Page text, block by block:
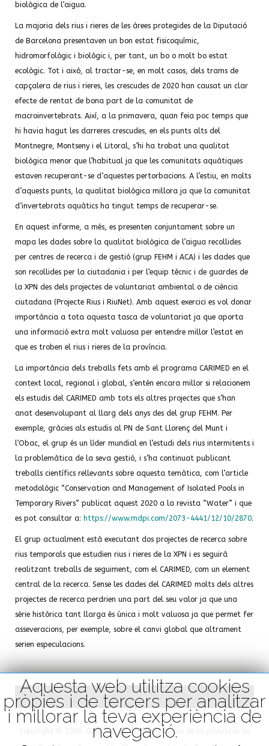
Aquesta web utilitza cookies
pròpies i de tercers per analitzar
i millorar la teva experiència de
navegació.
biològica de l’aigua.
La majoria dels rius i rieres de les àrees protegides de la Diputació
de Barcelona presentaven un bon estat fisicoquímic,
hidromorfològic i biològic i, per tant, un bo o molt bo estat
ecològic. Tot i això, al tractar-se, en molt casos, dels trams de
capçalera de rius i rieres, les crescudes de 2020 han causat un clar
efecte de rentat de bona part de la comunitat de
macroinvertebrats. Així, a la primavera, quan feia poc temps que
hi havia hagut les darreres crescudes, en els punts alts del
Montnegre, Montseny i el Litoral, s’hi ha trobat una qualitat
biològica menor que l’habitual ja que les comunitats aquàtiques
estaven recuperant-se d’aquestes pertorbacions. A l’estiu, en molts
d’aquests punts, la qualitat biològica millora ja que la comunitat
d’invertebrats aquàtics ha tingut temps de recuperar-se.
En aquest informe, a més, es presenten conjuntament sobre un
mapa les dades sobre la qualitat biològica de l’aigua recollides
per centres de recerca i de gestió (grup FEHM i ACA) i les dades que
son recollides per la ciutadania i per l’equip tècnic i de guardes de
la XPN des dels projectes de voluntariat ambiental o de ciència
ciutadana (Projecte Rius i RiuNet). Amb aquest exercici es vol donar
importància a tota aquesta tasca de voluntariat ja que aporta
una informació extra molt valuosa per entendre millor l’estat en
que es troben el rius i rieres de la província.
La importància dels treballs fets amb el programa CARIMED en el
context local, regional i global, s’entén encara millor si relacionem
els estudis del CARIMED amb tots els altres projectes que s’han
anat desenvolupant al llarg dels anys des del grup FEHM. Per
exemple, gràcies als estudis al PN de Sant Llorenç del Munt i
l’Obac, el grup és un líder mundial en l’estudi dels rius intermitents i
la problemàtica de la seva gestió, i s’ha continuat publicant
treballs científics rellevants sobre aquesta temàtica, com l’article
metodològic “Conservation and Management of Isolated Pools in
Temporary Rivers” publicat aquest 2020 a la revista “Water” i que
es pot consultar a: https://www.mdpi.com/2073-4441/12/10/2870.
El grup actualment està executant dos projectes de recerca sobre
rius temporals que estudien rius i rieres de la XPN i es seguirà
realitzant treballs de seguiment, com el CARIMED, com un element
central de la recerca. Sense les dades del CARIMED molts dels altres
projectes de recerca perdrien una part del seu valor ja que una
sèrie històrica tant llarga és única i molt valuosa ja que permet fer
asseveracions, per exemple, sobre el canvi global que altrament
serien especulacions.
Copyright © 2026. Qualitat Ecològica dels rius de la província de